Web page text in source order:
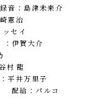
：島津未来介
崎憲治
セイ
：伊賀大介
谷村 龍
平井万里子
配給：パルコ